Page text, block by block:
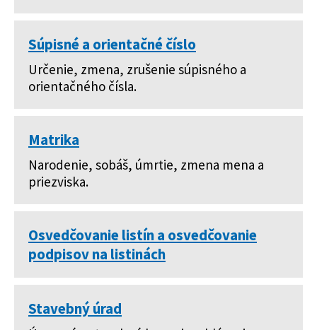
Súpisné a orientačné číslo
Určenie, zmena, zrušenie súpisného a
orientačného čísla.
Matrika
Narodenie, sobáš, úmrtie, zmena mena a
priezviska.
Osvedčovanie listín a osvedčovanie
podpisov na listinách
Stavebný úrad